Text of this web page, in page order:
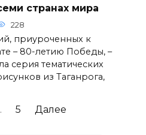
странах мира
228
приуроченных к
– 80-летию Победы, –
серия тематических
из Таганрога,
5 Далее